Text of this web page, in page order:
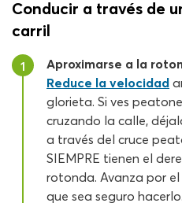
Conducir a través de
carril
1
Aproximarse a la
Reduce la velocidad
glorieta. Si ves
cruzando la calle,
a través del cruce
SIEMPRE tienen el
rotonda. Avanza por
que sea seguro